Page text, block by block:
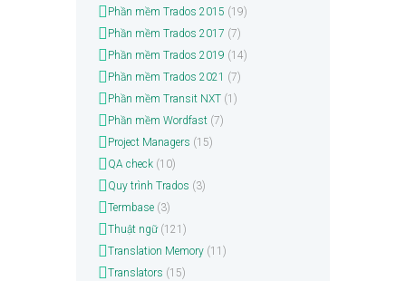
Phần mềm Trados 2015 (19)
Phần mềm Trados 2017 (7)
Phần mềm Trados 2019 (14)
Phần mềm Trados 2021 (7)
Phần mềm Transit NXT(1)
Phần mềm Wordfast(7)
Project Managers (15)
QA check(10)
Quy trình Trados (3)
Termbase(3)
Thuật ngữ(121)
Translation Memory(11)
Translators (15)